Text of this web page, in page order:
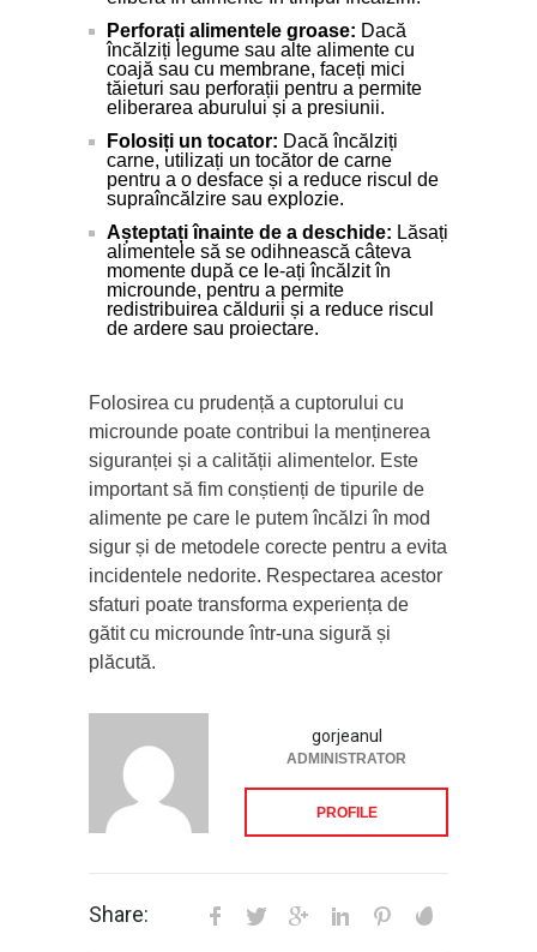
Perforați alimentele groase: Dacă
încălziți legume sau alte alimente cu
coajă sau cu membrane, faceți mici
tăieturi sau perforații pentru a permite
eliberarea aburului și a presiunii.
Folosiți un tocator: Dacă încălziți
carne, utilizați un tocător de carne
pentru a o desface și a reduce riscul de
supraîncălzire sau explozie.
Așteptați înainte de a deschide: Lăsați
alimentele să se odihnească câteva
momente după ce le-ați încălzit în
microunde, pentru a permite
redistribuirea căldurii și a reduce riscul
de ardere sau proiectare.
Folosirea cu prudență a cuptorului cu
microunde poate contribui la menținerea
siguranței și a calității alimentelor. Este
important să fim conștienți de tipurile de
alimente pe care le putem încălzi în mod
sigur și de metodele corecte pentru a evita
incidentele nedorite. Respectarea acestor
sfaturi poate transforma experiența de
gătit cu microunde într-una sigură și
plăcută.
gorjeanul
ADMINISTRATOR
PROFILE
Share: